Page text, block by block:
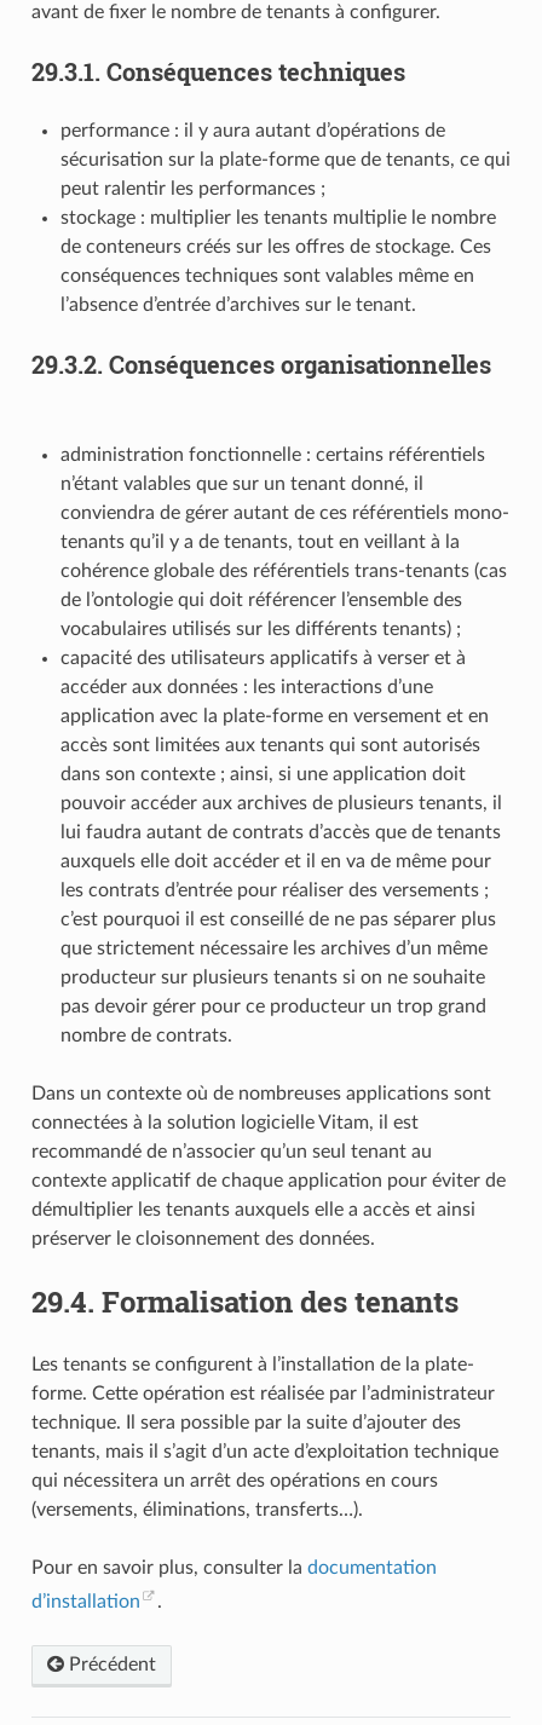
avant de fixer le nombre de tenants à configurer.
29.3.1. Conséquences techniques
performance : il y aura autant d’opérations de
sécurisation sur la plate-forme que de tenants, ce qui
peut ralentir les performances ;
stockage : multiplier les tenants multiplie le nombre
de conteneurs créés sur les offres de stockage. Ces
conséquences techniques sont valables même en
l’absence d’entrée d’archives sur le tenant.
29.3.2. Conséquences organisationnelles
administration fonctionnelle : certains référentiels
n’étant valables que sur un tenant donné, il
conviendra de gérer autant de ces référentiels mono-
tenants qu’il y a de tenants, tout en veillant à la
cohérence globale des référentiels trans-tenants (cas
de l’ontologie qui doit référencer l’ensemble des
vocabulaires utilisés sur les différents tenants) ;
capacité des utilisateurs applicatifs à verser et à
accéder aux données : les interactions d’une
application avec la plate-forme en versement et en
accès sont limitées aux tenants qui sont autorisés
dans son contexte ; ainsi, si une application doit
pouvoir accéder aux archives de plusieurs tenants, il
lui faudra autant de contrats d’accès que de tenants
auxquels elle doit accéder et il en va de même pour
les contrats d’entrée pour réaliser des versements ;
c’est pourquoi il est conseillé de ne pas séparer plus
que strictement nécessaire les archives d’un même
producteur sur plusieurs tenants si on ne souhaite
pas devoir gérer pour ce producteur un trop grand
nombre de contrats.
Dans un contexte où de nombreuses applications sont
connectées à la solution logicielle Vitam, il est
recommandé de n’associer qu’un seul tenant au
contexte applicatif de chaque application pour éviter de
démultiplier les tenants auxquels elle a accès et ainsi
préserver le cloisonnement des données.
29.4. Formalisation des tenants
Les tenants se configurent à l’installation de la plate-
forme. Cette opération est réalisée par l’administrateur
technique. Il sera possible par la suite d’ajouter des
tenants, mais il s’agit d’un acte d’exploitation technique
qui nécessitera un arrêt des opérations en cours
(versements, éliminations, transferts…).
Pour en savoir plus, consulter la documentation
d’installation
.
Précédent